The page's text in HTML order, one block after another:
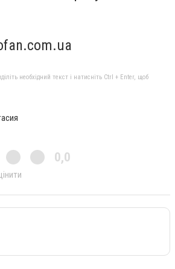
необхідний текст і натисніть Ctrl + Enter, щоб
0,0